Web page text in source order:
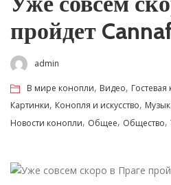
пройдет
admin
В мире конопли, Видео, Гостевая
Картинки, Конопля и искусство,
Новости конопли, Общее, Общество,